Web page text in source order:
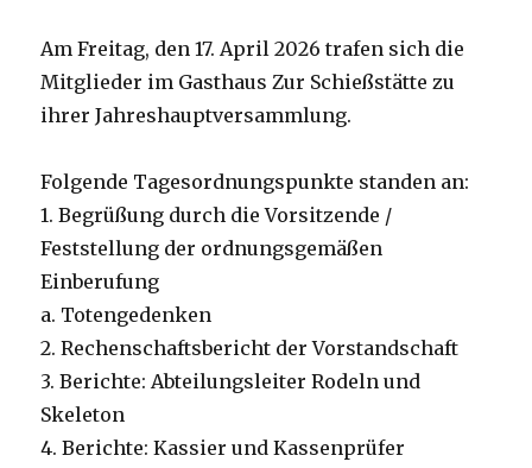
Am Freitag, den 17. April 2026 trafen sich die
Mitglieder im Gasthaus Zur Schießstätte zu
ihrer Jahreshauptversammlung.
Folgende Tagesordnungspunkte standen an:
1. Begrüßung durch die Vorsitzende /
Feststellung der ordnungsgemäßen
Einberufung
a. Totengedenken
2. Rechenschaftsbericht der Vorstandschaft
3. Berichte: Abteilungsleiter Rodeln und
Skeleton
4. Berichte: Kassier und Kassenprüfer